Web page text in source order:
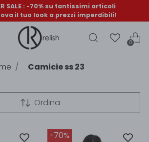
SALE : -70% su tantissimi articoli
il tuo look a prezzi imperdibili!
0
Camicie ss 23
Ordina
-70%